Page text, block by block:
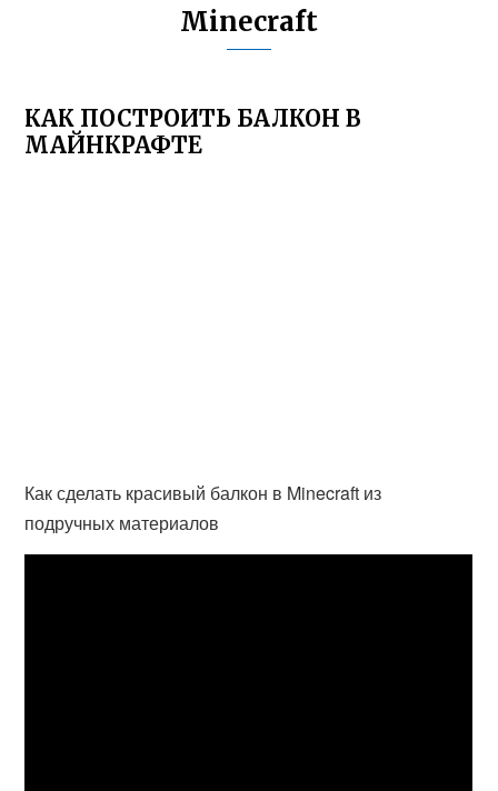
Minecraft
КАК ПОСТРОИТЬ БАЛКОН В
МАЙНКРАФТЕ
Как сделать красивый балкон в Minecraft из
подручных материалов